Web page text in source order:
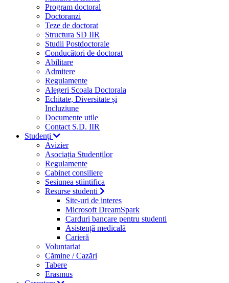
Program doctoral
Doctoranzi
Teze de doctorat
Structura SD IIR
Studii Postdoctorale
Conducători de doctorat
Abilitare
Admitere
Regulamente
Alegeri Scoala Doctorala
Echitate, Diversitate și
Incluziune
Documente utile
Contact S.D. IIR
Studenți
Avizier
Asociația Studenților
Regulamente
Cabinet consiliere
Sesiunea stiintifica
Resurse studenti
Site-uri de interes
Microsoft DreamSpark
Carduri bancare pentru studenti
Asistență medicală
Carieră
Voluntariat
Cămine / Cazări
Tabere
Erasmus